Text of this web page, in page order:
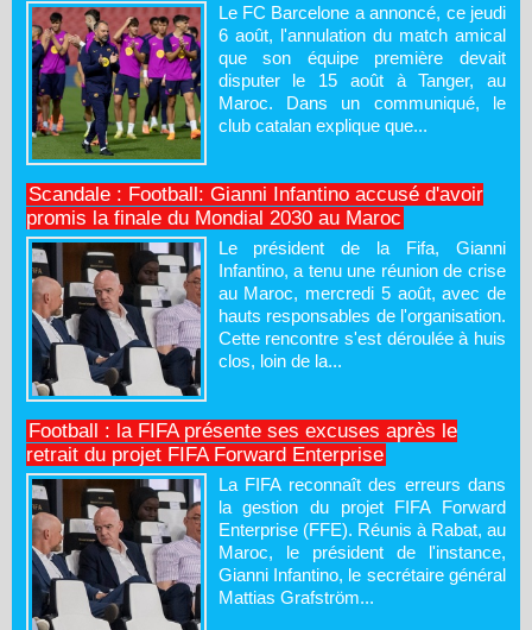
Le FC Barcelone a annoncé, ce jeudi
6 août, l'annulation du match amical
que son équipe première devait
disputer le 15 août à Tanger, au
Maroc. Dans un communiqué, le
club catalan explique que...
Scandale : Football: Gianni Infantino accusé d'avoir
promis la finale du Mondial 2030 au Maroc
Le président de la Fifa, Gianni
Infantino, a tenu une réunion de crise
au Maroc, mercredi 5 août, avec de
hauts responsables de l'organisation.
Cette rencontre s'est déroulée à huis
clos, loin de la...
Football : la FIFA présente ses excuses après le
retrait du projet FIFA Forward Enterprise
La FIFA reconnaît des erreurs dans
la gestion du projet FIFA Forward
Enterprise (FFE). Réunis à Rabat, au
Maroc, le président de l'instance,
Gianni Infantino, le secrétaire général
Mattias Grafström...